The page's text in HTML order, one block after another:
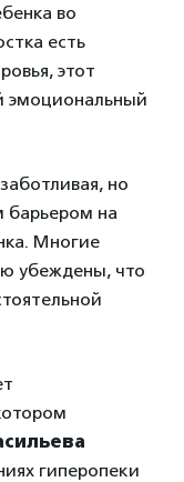
во
есть
этот
эмоциональный
но
барьером на
Многие
убеждены, что
гиперопеки